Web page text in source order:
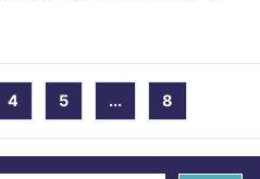
4 5 ... 8